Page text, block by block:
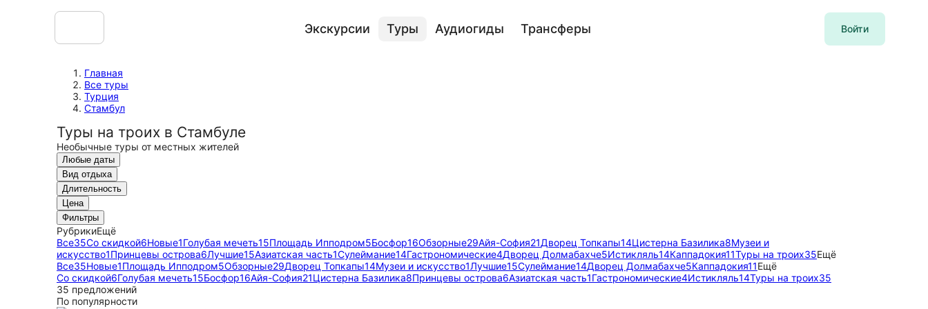
Экскурсии Туры Аудиогиды Трансферы Войти
Главная
Все туры
Турция
Стамбул
Туры на троих в Стамбуле
Необычные туры от местных жителей
Любые даты
Вид отдыха
Длительность
Цена
Фильтры
РубрикиЕщё
Все35Со скидкой6Новые1Голубая мечеть15Площадь Ипподром5Босфор16Обзорные29Айя-София21Дворец Топкапы14Цистерна Базилика8Музеи и
искусство1Принцевы острова6Лучшие15Азиатская часть1Сулеймание14Гастрономические4Дворец Долмабахче5Истикляль14Каппадокия11Туры на троих35Ещё
Все35Новые1Площадь Ипподром5Обзорные29Дворец Топкапы14Музеи и искусство1Лучшие15Сулеймание14Дворец Долмабахче5Каппадокия11Ещё
Со скидкой6Голубая мечеть15Босфор16Айя-София21Цистерна Базилика8Принцевы острова6Азиатская часть1Гастрономические4Истикляль14Туры на троих35
35 предложений
По популярности